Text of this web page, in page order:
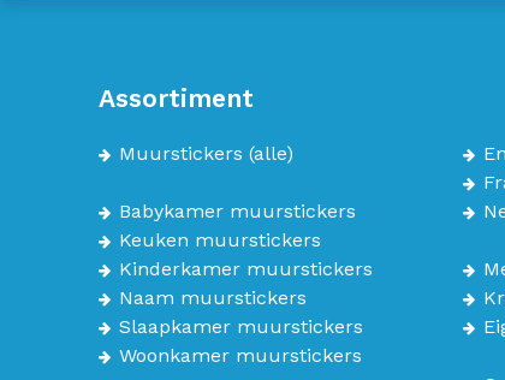
Assortiment
Muurstickers (alle)
Babykamer muurstickers
Keuken muurstickers
Kinderkamer muurstickers
Naam muurstickers
Slaapkamer muurstickers
Woonkamer muurstickers